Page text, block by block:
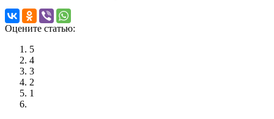
Оцените статью:
5
4
3
2
1